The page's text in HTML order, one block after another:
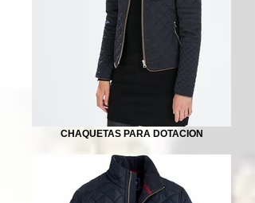
CHAQUETAS PARA DOTACION